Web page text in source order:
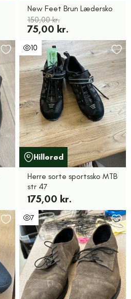
New Feet Brun Lædersko
150,00 kr.
75,00 kr.
10
Hillerød
Herre sorte sportssko MTB
str 47
175,00 kr.
7